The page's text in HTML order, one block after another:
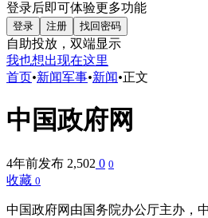
登录后即可体验更多功能
登录 注册 找回密码
自助投放，双端显示
我也想出现在这里
首页•新闻军事•新闻•正文
中国政府网
4年前发布 2,502 0 0
收藏 0
中国政府网由国务院办公厅主办，